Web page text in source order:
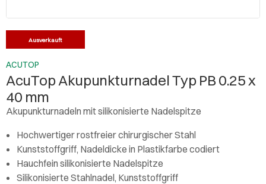
Ausverkauft
ACUTOP
AcuTop Akupunkturnadel Typ PB 0.25 x
40 mm
Akupunkturnadeln mit silikonisierte Nadelspitze
Hochwertiger rostfreier chirurgischer Stahl
Kunststoffgriff, Nadeldicke in Plastikfarbe codiert
Hauchfein silikonisierte Nadelspitze
Silikonisierte Stahlnadel, Kunststoffgriff